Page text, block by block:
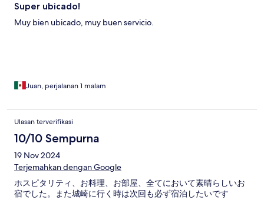
Super ubicado!
Muy bien ubicado, muy buen servicio.
Juan, perjalanan 1 malam
Ulasan terverifikasi
10/10 Sempurna
19 Nov 2024
Terjemahkan dengan Google
ホスピタリティ、お料理、お部屋、全てにおいて素晴らしいお
宿でした。また城崎に行く時は次回も必ず宿泊したいです